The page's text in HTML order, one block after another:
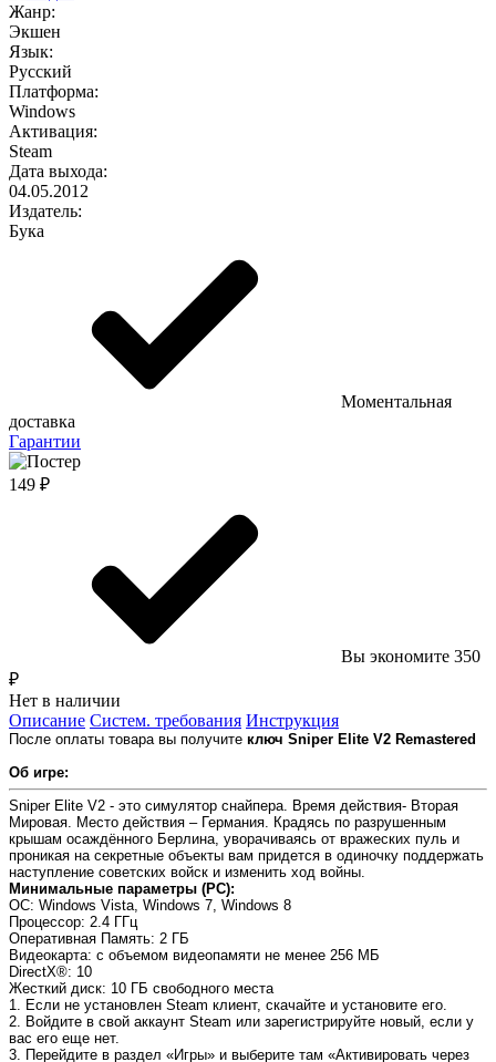
Жанр:
Экшен
Язык:
Русский
Платформа:
Windows
Активация:
Steam
Дата выхода:
04.05.2012
Издатель:
Бука
Моментальная
доставка
Гарантии
149 ₽
Вы экономите 350
₽
Нет в наличии
Описание Систем. требования Инструкция
После оплаты товара вы получите ключ Sniper Elite V2 Remastered
Об игре:
Sniper Elite V2 - это симулятор снайпера. Время действия- Вторая
Мировая. Место действия – Германия. Крадясь по разрушенным
крышам осаждённого Берлина, уворачиваясь от вражеских пуль и
проникая на секретные объекты вам придется в одиночку поддержать
наступление советских войск и изменить ход войны.
Минимальные параметры (PC):
OC: Windows Vista, Windows 7, Windows 8
Процессор: 2.4 ГГц
Оперативная Память: 2 ГБ
Видеокарта: с объемом видеопамяти не менее 256 МБ
DirectX®: 10
Жесткий диск: 10 ГБ свободного места
1. Если не установлен Steam клиент, скачайте и установите его.
2. Войдите в свой аккаунт Steam или зарегистрируйте новый, если у
вас его еще нет.
3. Перейдите в раздел «Игры» и выберите там «Активировать через